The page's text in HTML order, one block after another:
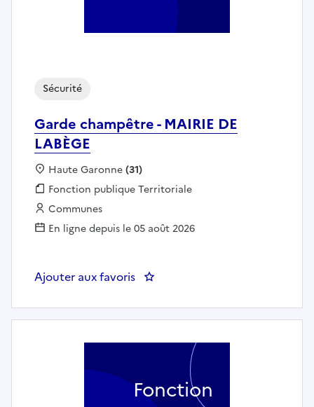
Garde champêtre - MAIRIE DE
LABÈGE
Sécurité
Localisation :
Haute Garonne(31)
Fonction publique :
Fonction publique Territoriale
Employeur :
Communes
En ligne depuis le 05 août 2026
Ajouter aux favoris : Garde champêtre - MAIRIE DE
Fonction